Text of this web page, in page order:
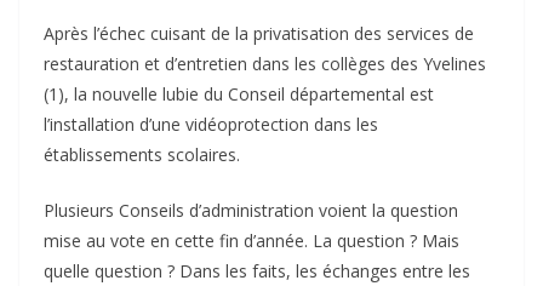
Après l’échec cuisant de la privatisation des services de
restauration et d’entretien dans les collèges des Yvelines
(1), la nouvelle lubie du Conseil départemental est
l’installation d’une vidéoprotection dans les
établissements scolaires.
Plusieurs Conseils d’administration voient la question
mise au vote en cette fin d’année. La question ? Mais
quelle question ? Dans les faits, les échanges entre les